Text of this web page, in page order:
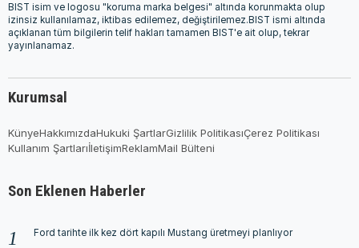
BIST isim ve logosu "koruma marka belgesi" altında korunmakta olup
izinsiz kullanılamaz, iktibas edilemez, değiştirilemez.BIST ismi altında
açıklanan tüm bilgilerin telif hakları tamamen BIST'e ait olup, tekrar
yayınlanamaz.
Kurumsal
KünyeHakkımızdaHukuki ŞartlarGizlilik PolitikasıÇerez Politikası
Kullanım ŞartlarıİletişimReklamMail Bülteni
Son Eklenen Haberler
Ford tarihte ilk kez dört kapılı Mustang üretmeyi planlıyor